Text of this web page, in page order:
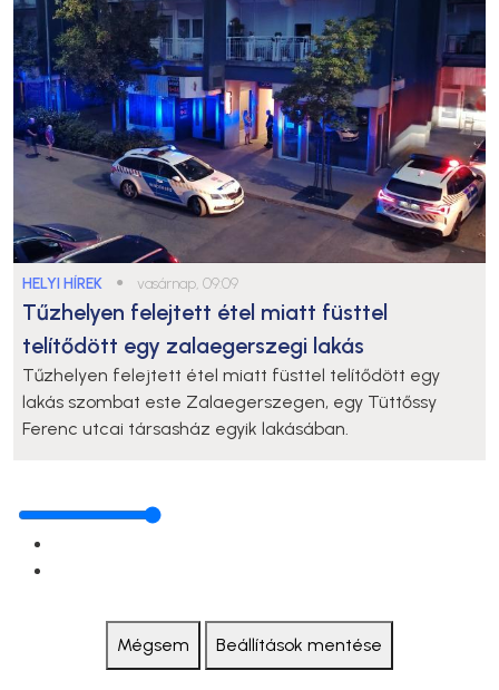
HELYI HÍREK ● vasárnap, 09:09
Tűzhelyen felejtett étel miatt füsttel
telítődött egy zalaegerszegi lakás
Tűzhelyen felejtett étel miatt füsttel telítődött egy
lakás szombat este Zalaegerszegen, egy Tüttőssy
Ferenc utcai társasház egyik lakásában.
Mégsem Beállítások mentése